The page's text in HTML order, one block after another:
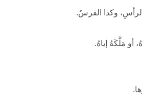
وكذا الفرسُ.